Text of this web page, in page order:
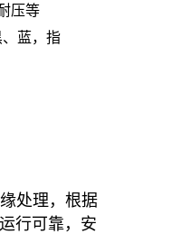
压等
蓝，指
处理，根据
行可靠，安